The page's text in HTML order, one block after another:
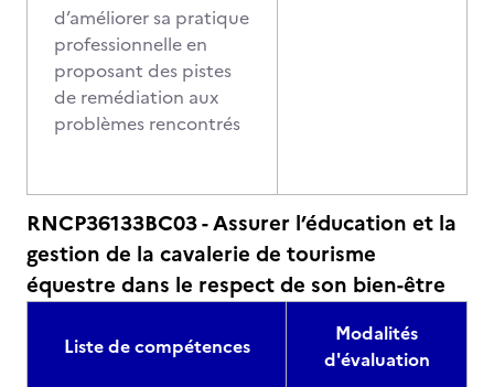
d’améliorer sa pratique
professionnelle en
proposant des pistes
de remédiation aux
problèmes rencontrés
RNCP36133BC03 - Assurer l’éducation et la
gestion de la cavalerie de tourisme
équestre dans le respect de son bien-être
Liste de compétences
Modalités
d'évaluation